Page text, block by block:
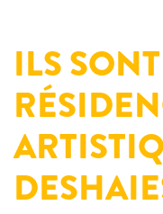
ILS